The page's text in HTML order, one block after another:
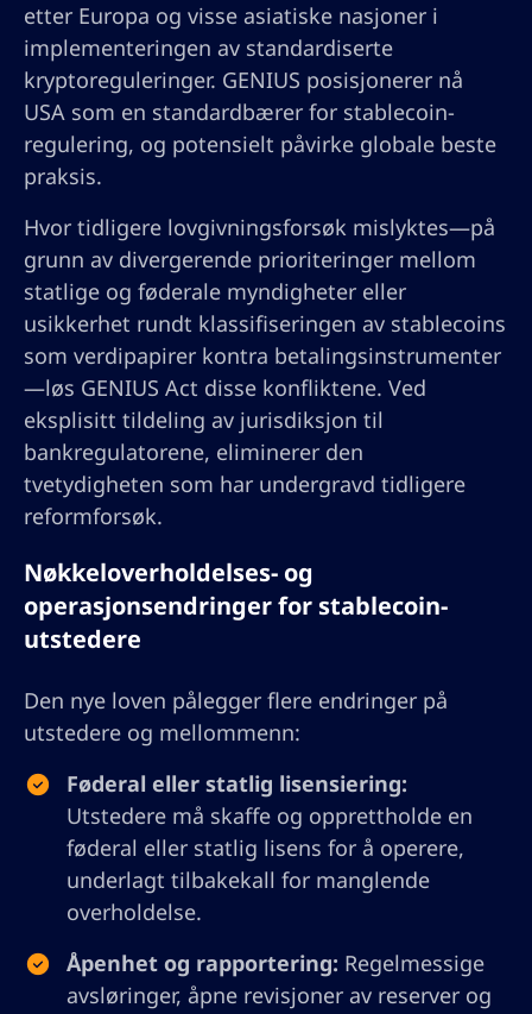
etter Europa og visse asiatiske nasjoner i
implementeringen av standardiserte
kryptoreguleringer. GENIUS posisjonerer nå
USA som en standardbærer for stablecoin-
regulering, og potensielt påvirke globale beste
praksis.
Hvor tidligere lovgivningsforsøk mislyktes—på
grunn av divergerende prioriteringer mellom
statlige og føderale myndigheter eller
usikkerhet rundt klassifiseringen av stablecoins
som verdipapirer kontra betalingsinstrumenter
—løs GENIUS Act disse konfliktene. Ved
eksplisitt tildeling av jurisdiksjon til
bankregulatorene, eliminerer den
tvetydigheten som har undergravd tidligere
reformforsøk.
Nøkkeloverholdelses- og
operasjonsendringer for stablecoin-
utstedere
Den nye loven pålegger flere endringer på
utstedere og mellommenn:
Føderal eller statlig lisensiering:
Utstedere må skaffe og opprettholde en
føderal eller statlig lisens for å operere,
underlagt tilbakekall for manglende
overholdelse.
Åpenhet og rapportering: Regelmessige
avsløringer, åpne revisjoner av reserver og